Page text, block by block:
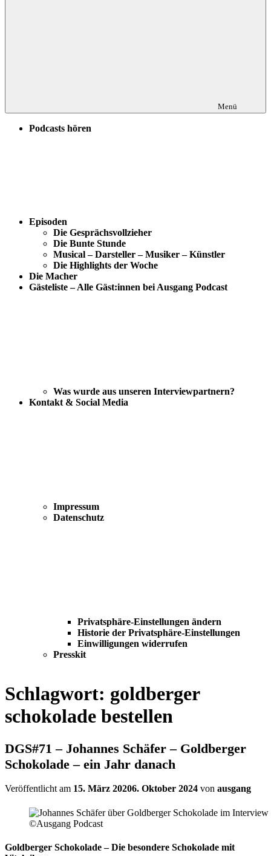
Menü
Podcasts hören
Episoden
Die Gesprächsvollzieher
Die Bunte Stunde
Musical – Darsteller – Musiker – Künstler
Die Highlights der Woche
Die Macher
Gästeliste – Alle Gäst:innen bei Ausgang Podcast
Was wurde aus unseren Interviewpartnern?
Kontakt & Social Media
Impressum
Datenschutz
Privatsphäre-Einstellungen ändern
Historie der Privatsphäre-Einstellungen
Einwilligungen widerrufen
Presskit
Schlagwort: goldberger
schokolade bestellen
DGS#71 – Johannes Schäfer – Goldberger
Schokolade – ein Jahr danach
Veröffentlicht am 15. März 20206. Oktober 2024 von ausgang
©Ausgang Podcast
Goldberger Schokolade – Die besondere Schokolade mit